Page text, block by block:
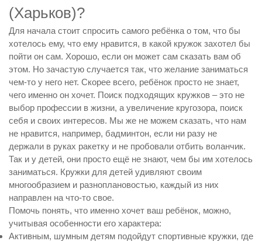
(Харьков)?
Для начала стоит спросить самого ребёнка о том, что бы
хотелось ему, что ему нравится, в какой кружок захотел бы
пойти он сам. Хорошо, если он может сам сказать вам об
этом. Но зачастую случается так, что желание заниматься
чем-то у него нет. Скорее всего, ребёнок просто не знает,
чего именно он хочет. Поиск подходящих кружков – это не
выбор профессии в жизни, а увеличение кругозора, поиск
себя и своих интересов. Мы же не можем сказать, что нам
не нравится, например, бадминтон, если ни разу не
держали в руках ракетку и не пробовали отбить воланчик.
Так и у детей, они просто ещё не знают, чем бы им хотелось
заниматься. Кружки для детей удивляют своим
многообразием и разноплановостью, каждый из них
направлен на что-то свое.
Помочь понять, что именно хочет ваш ребёнок, можно,
учитывая особенности его характера:
Активным, шумным детям подойдут спортивные кружки, где